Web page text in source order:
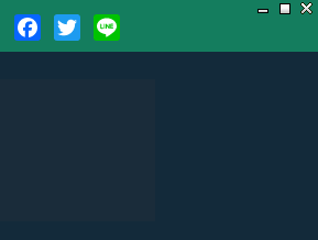
Facebook
TwitterLine